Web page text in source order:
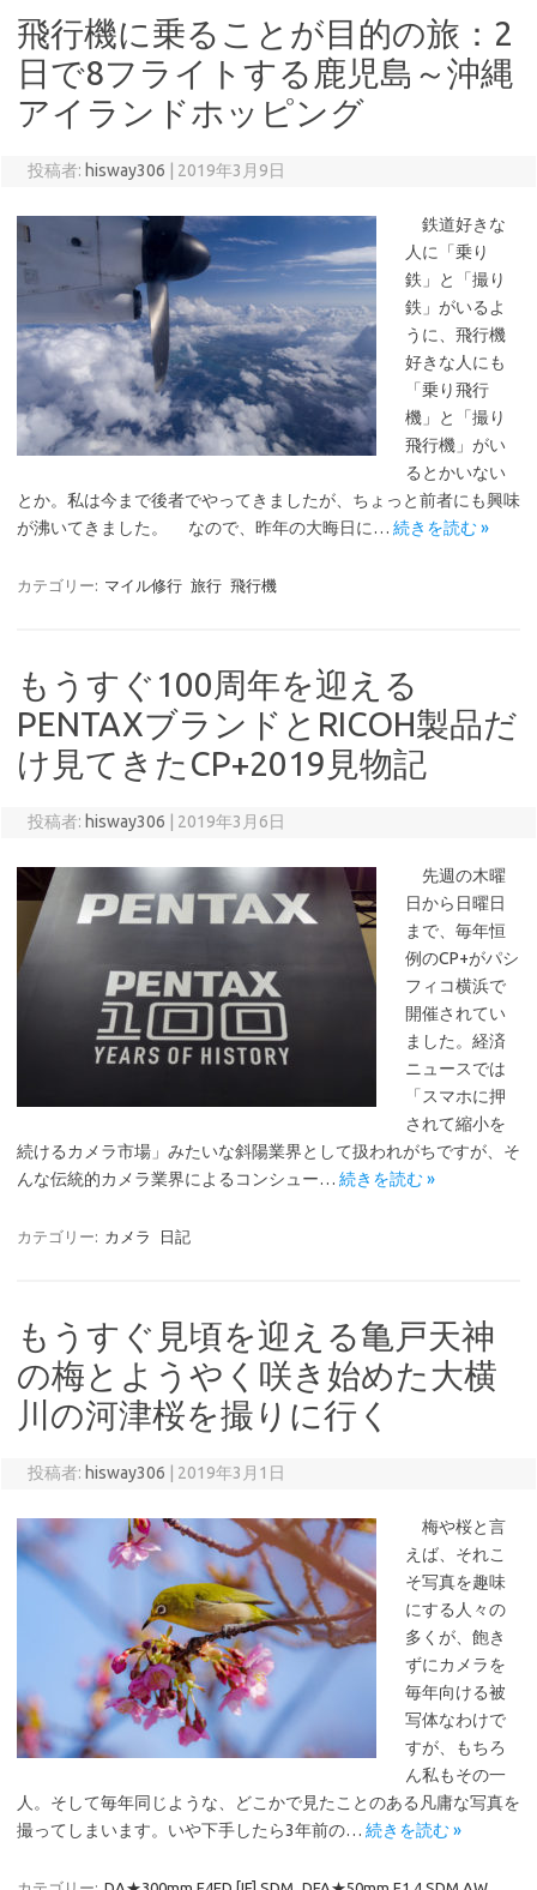
飛行機に乗ることが目的の旅：2
日で8フライトする鹿児島～沖縄
アイランドホッピング
投稿者: hisway306 2019年3月9日
鉄道好きな
人に「乗り
鉄」と「撮り
鉄」がいるよ
うに、飛行機
好きな人にも
「乗り飛行
機」と「撮り
飛行機」がい
るとかいない
とか。私は今まで後者でやってきましたが、ちょっと前者にも興味
が沸いてきました。 なので、昨年の大晦日に… 続きを読む »
カテゴリー: マイル修行 旅行 飛行機
もうすぐ100周年を迎える
PENTAXブランドとRICOH製品だ
け見てきたCP+2019見物記
投稿者: hisway306 2019年3月6日
先週の木曜
日から日曜日
まで、毎年恒
例のCP+がパシ
フィコ横浜で
開催されてい
ました。経済
ニュースでは
「スマホに押
されて縮小を
続けるカメラ市場」みたいな斜陽業界として扱われがちですが、そ
んな伝統的カメラ業界によるコンシュー… 続きを読む »
カテゴリー: カメラ 日記
もうすぐ見頃を迎える亀戸天神
の梅とようやく咲き始めた大横
川の河津桜を撮りに行く
投稿者: hisway306 2019年3月1日
梅や桜と言
えば、それこ
そ写真を趣味
にする人々の
多くが、飽き
ずにカメラを
毎年向ける被
写体なわけで
すが、もちろ
ん私もその一
人。そして毎年同じような、どこかで見たことのある凡庸な写真を
撮ってしまいます。いや下手したら3年前の… 続きを読む »